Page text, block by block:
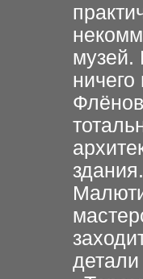
музей.